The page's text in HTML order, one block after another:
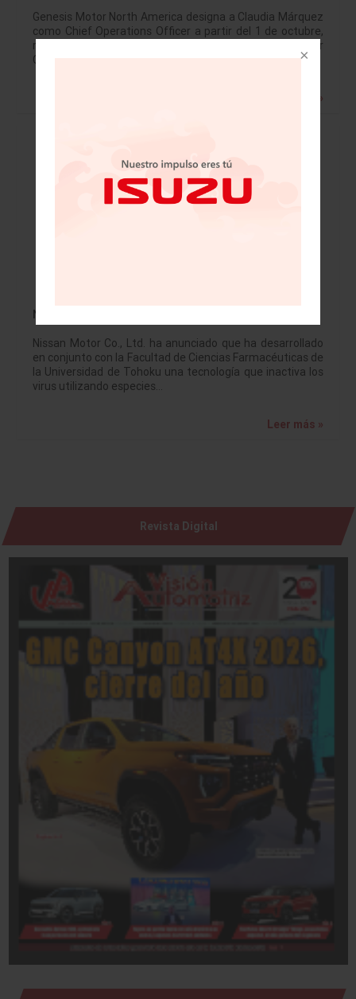
Genesis Motor North America designa a Claudia Márquez
como Chief Operations Officer a partir del 1 de octubre,
reportando a José Muñoz, Global COO de Hyundai Motor
Company y President…
Leer más »
Nissan desarrolla una nueva tecnología
Nissan Motor Co., Ltd. ha anunciado que ha desarrollado
en conjunto con la Facultad de Ciencias Farmacéuticas de
la Universidad de Tohoku una tecnología que inactiva los
virus utilizando especies…
Leer más »
Revista Digital